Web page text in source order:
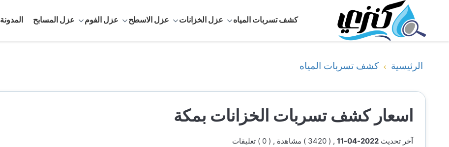
كشف تسربات المياه عزل الخزانات عزل الاسطح عزل الفوم عزل المسابح المدونة
الرئيسية كشف تسربات المياه
اسعار كشف تسربات الخزانات بمكة
آخر تحديث 2022-04-11 , ( 3420 ) مشاهدة , ( 0 ) تعليقات